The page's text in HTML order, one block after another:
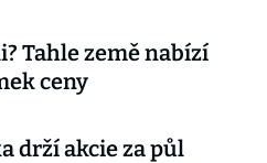
Tahle země nabízí
ceny
drží akcie za půl